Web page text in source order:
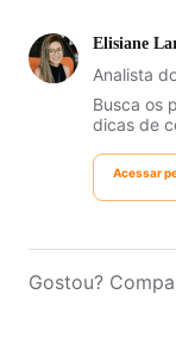
Elisiane
Analista
Busca os
dicas de
Acessar
Gostou?